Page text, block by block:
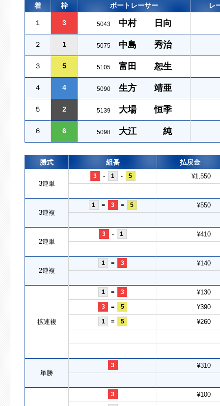
着 枠 ボートレーサー レ
１ 3 5043 中村 日向
２ 1 5075 中島 秀治
３ 5 5105 富田 恕生
４ 4 5090 生方 靖亜
５ 2 5139 大場 恒季
６ 6 5098 大江 純
勝式 組番 払戻金
3連単
3 - 1 - 5 ¥1,550
3連複
1 = 3 = 5 ¥550
2連単
3 - 1 ¥410
2連複
1 = 3 ¥140
拡連複
1 = 3 ¥130
3 = 5 ¥390
1 = 5 ¥260
単勝
3 ¥310
3 ¥100